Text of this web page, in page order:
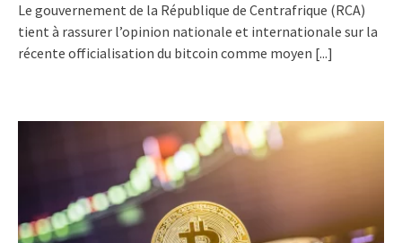
Le gouvernement de la République de Centrafrique (RCA)
tient à rassurer l’opinion nationale et internationale sur la
récente officialisation du bitcoin comme moyen [...]